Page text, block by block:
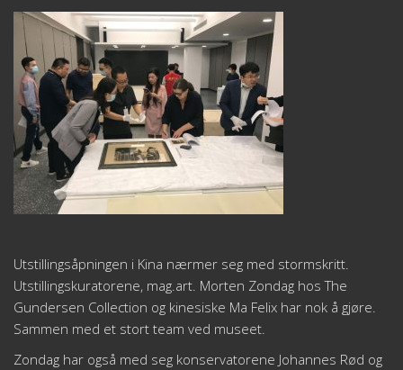
Utstillingsåpningen i Kina nærmer seg med stormskritt.
Utstillingskuratorene, mag.art. Morten Zondag hos The
Gundersen Collection og kinesiske Ma Felix har nok å gjøre.
Sammen med et stort team ved museet.
Zondag har også med seg konservatorene Johannes Rød og